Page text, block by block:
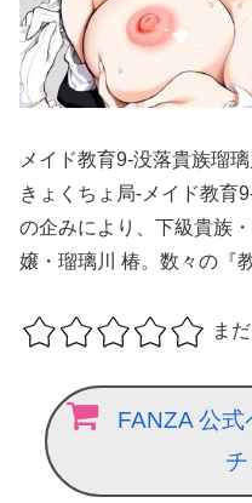
メイド教育9-没落貴族瑠
きょくちょ局-メイド教育
の企みにより、下級貴族
嬢・瑠璃川 椿。数々の『
ま
FANZA 公